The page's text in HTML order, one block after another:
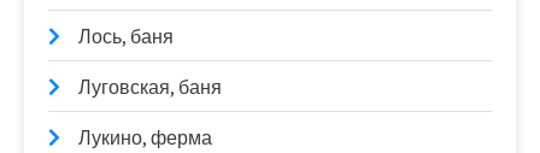
Лось, баня
Луговская, баня
Лукино, ферма